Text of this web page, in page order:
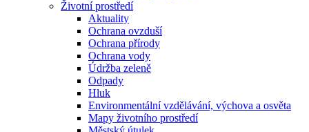
Životní prostředí
Aktuality
Ochrana ovzduší
Ochrana přírody
Ochrana vody
Údržba zeleně
Odpady
Hluk
Environmentální vzdělávání, výchova a osvěta
Mapy životního prostředí